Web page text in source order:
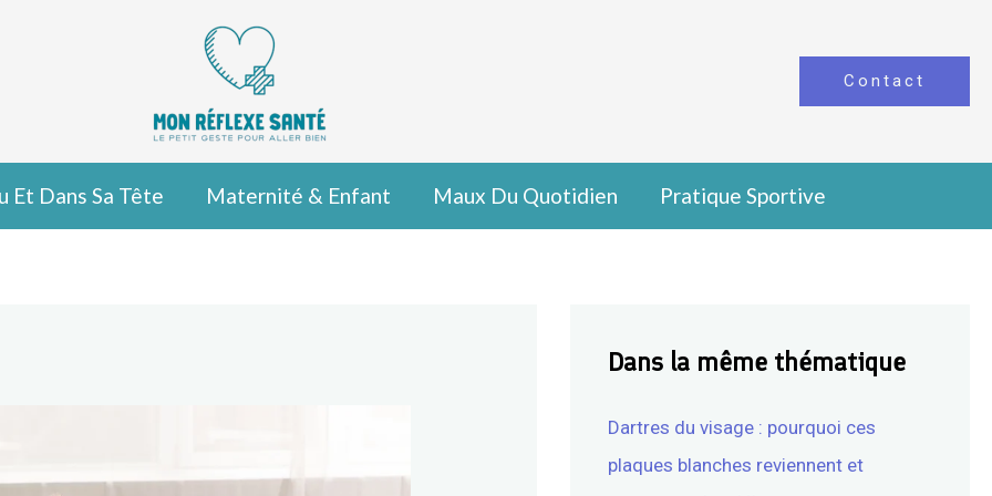
Contact
Et Dans Sa Tête Maternité & Enfant Maux Du Quotidien Pratique Sportive
Dans la même thématique
Dartres du visage : pourquoi ces
plaques blanches reviennent et